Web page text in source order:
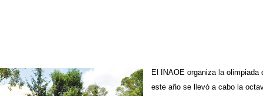
El INAOE organiza la
este año se llevó a cabo la